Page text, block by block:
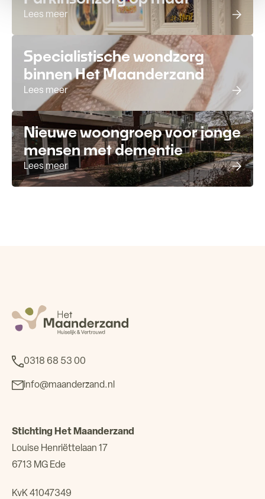
Lees meer
Specialistische wondzorg
binnen Het Maanderzand
Lees meer
Nieuwe woongroep voor jonge
mensen met dementie
Lees meer
0318 68 53 00
info@maanderzand.nl
Stichting Het Maanderzand
Louise Henriëttelaan 17
6713 MG Ede
KvK 41047349